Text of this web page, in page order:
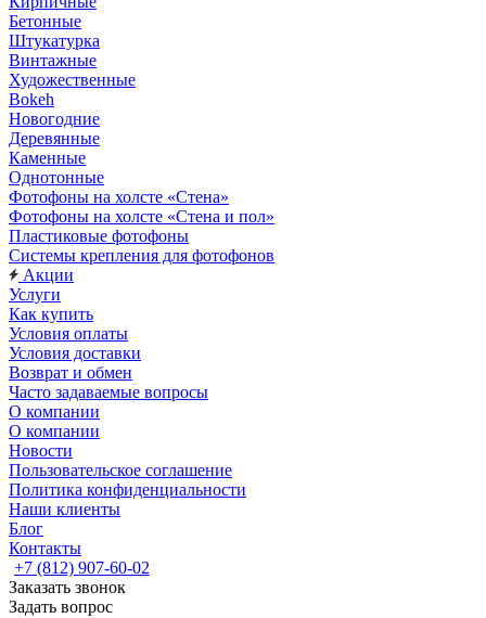
Бетонные
Штукатурка
Винтажные
Художественные
Bokeh
Новогодние
Деревянные
Каменные
Однотонные
Фотофоны на холсте «Стена»
Фотофоны на холсте «Стена и пол»
Пластиковые фотофоны
Системы крепления для фотофонов
Акции
Услуги
Как купить
Условия оплаты
Условия доставки
Возврат и обмен
Часто задаваемые вопросы
О компании
О компании
Новости
Пользовательское соглашение
Политика конфиденциальности
Наши клиенты
Блог
Контакты
+7 (812) 907-60-02
Заказать звонок
Задать вопрос